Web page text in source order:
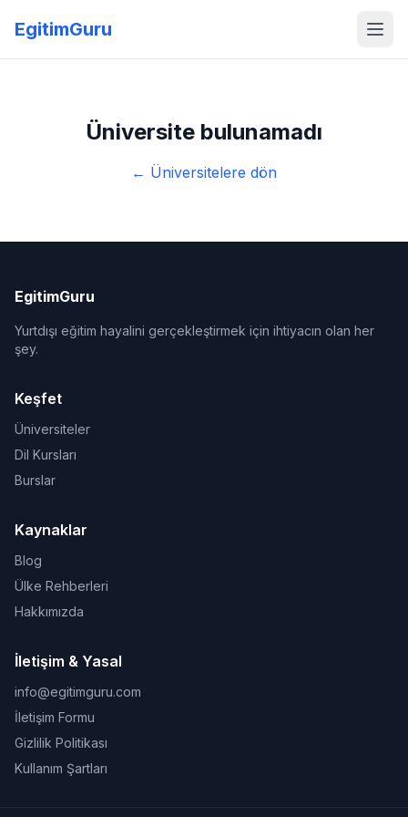
EgitimGuru
Üniversite bulunamadı
← Üniversitelere dön
EgitimGuru
Yurtdışı eğitim hayalini gerçekleştirmek için ihtiyacın olan her
şey.
Keşfet
Üniversiteler
Dil Kursları
Burslar
Kaynaklar
Blog
Ülke Rehberleri
Hakkımızda
İletişim & Yasal
info@egitimguru.com
İletişim Formu
Gizlilik Politikası
Kullanım Şartları